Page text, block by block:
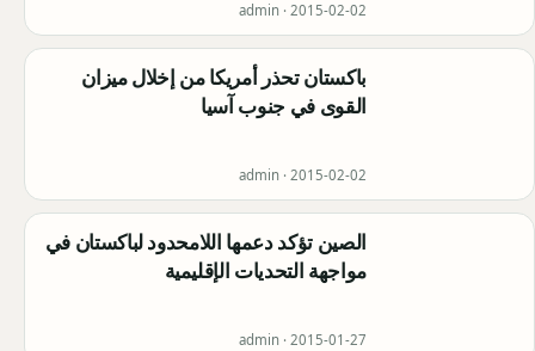
admin · 2015-02-02
باكستان تحذر أمريكا من إخلال ميزان
القوى في جنوب آسيا
admin · 2015-02-02
الصين تؤكد دعمها اللامحدود لباكستان في
مواجهة التحديات الإقليمية
admin · 2015-01-27